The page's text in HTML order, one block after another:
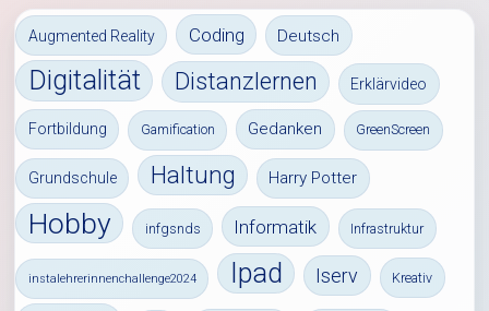
Augmented Reality Coding Deutsch
Digitalität Distanzlernen Erklärvideo
Fortbildung Gamification Gedanken GreenScreen
Grundschule Haltung Harry Potter
Hobby infgsnds Informatik Infrastruktur
instalehrerinnenchallenge2024 Ipad Iserv Kreativ